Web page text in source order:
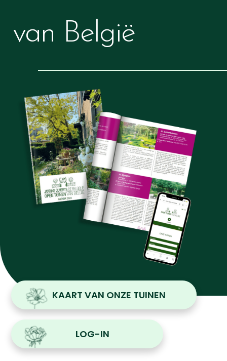
van België
KAART VAN ONZE TUINEN
LOG-IN